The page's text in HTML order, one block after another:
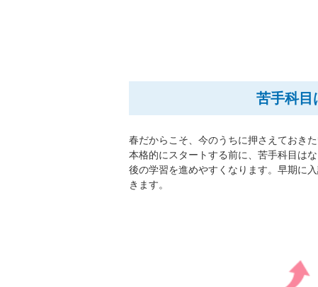
苦手科目
春だからこそ、今のうちに押さえておき
本格的にスタートする前に、苦手科目は
後の学習を進めやすくなります。早期に
きます。